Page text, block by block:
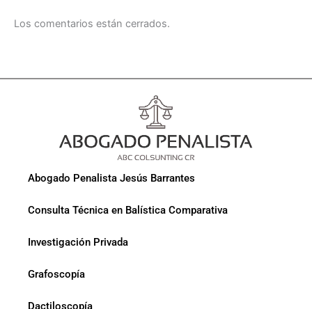
Los comentarios están cerrados.
Abogado Penalista Jesús Barrantes
Consulta Técnica en Balística Comparativa
Investigación Privada
Grafoscopía